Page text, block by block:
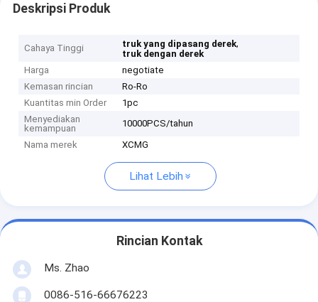
Deskripsi Produk
Cahaya Tinggi truk yang dipasang derek,
truk dengan derek
Harga
negotiate
Kemasan rincian
Ro-Ro
Kuantitas min Order
1pc
Menyediakan
kemampuan
10000PCS/tahun
Nama merek
XCMG
Lihat Lebih
Rincian Kontak
Ms. Zhao
0086-516-66676223